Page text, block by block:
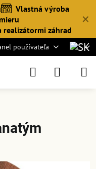
✕
Vlastná výroba
realizátormi záhrad
používateľa